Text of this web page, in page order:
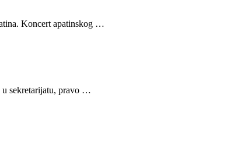
Koncert apatinskog …
u sekretarijatu, pravo …